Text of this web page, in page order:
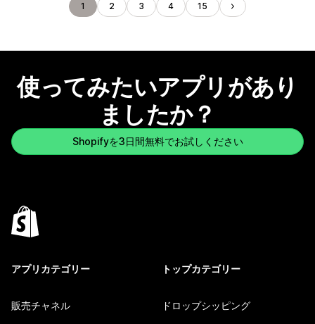
1 2 3 4 15
使ってみたいアプリがあり
ましたか？
Shopifyを3日間無料でお試しください
アプリカテゴリー
販売チャネル
トップカテゴリー
ドロップシッピング